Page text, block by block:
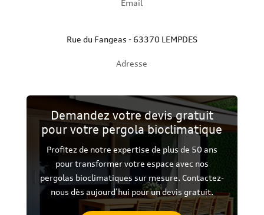
Email
Rue du Fangeas - 63370 LEMPDES
Adresse
Demandez votre devis gratuit
pour votre pergola bioclimatique
Profitez de notre expertise de plus de 50 ans
pour transformer votre espace avec nos
pergolas bioclimatiques sur mesure. Contactez-
nous dès aujourd’hui pour un devis gratuit.